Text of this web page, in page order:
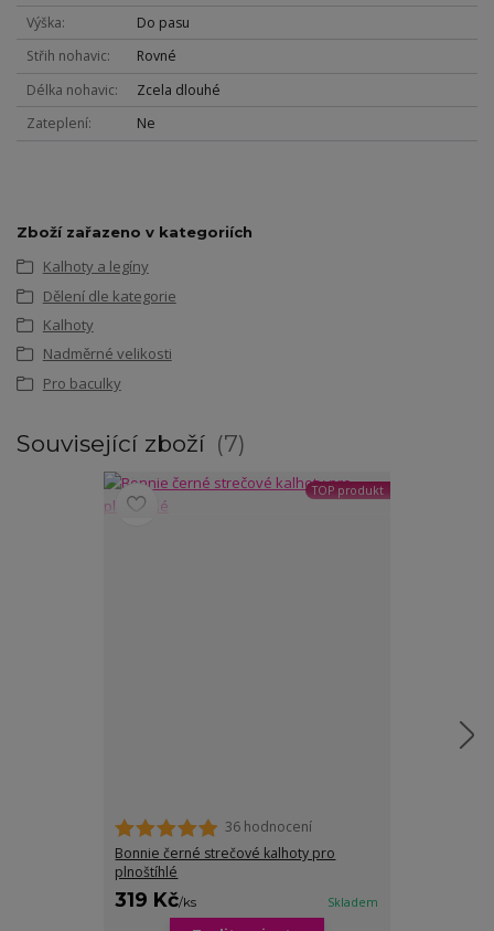
Výška
Do pasu
Střih nohavic
Rovné
Délka nohavic
Zcela dlouhé
Zateplení
Ne
Zboží zařazeno v kategoriích
Kalhoty a legíny
Dělení dle kategorie
Kalhoty
Nadměrné velikosti
Pro baculky
Související zboží 7
TOP produkt
36 hodnocení
Bonnie černé strečové kalhoty pro
plnoštíhlé
319 Kč/ks Skladem